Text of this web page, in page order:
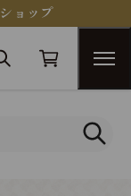
ョップ